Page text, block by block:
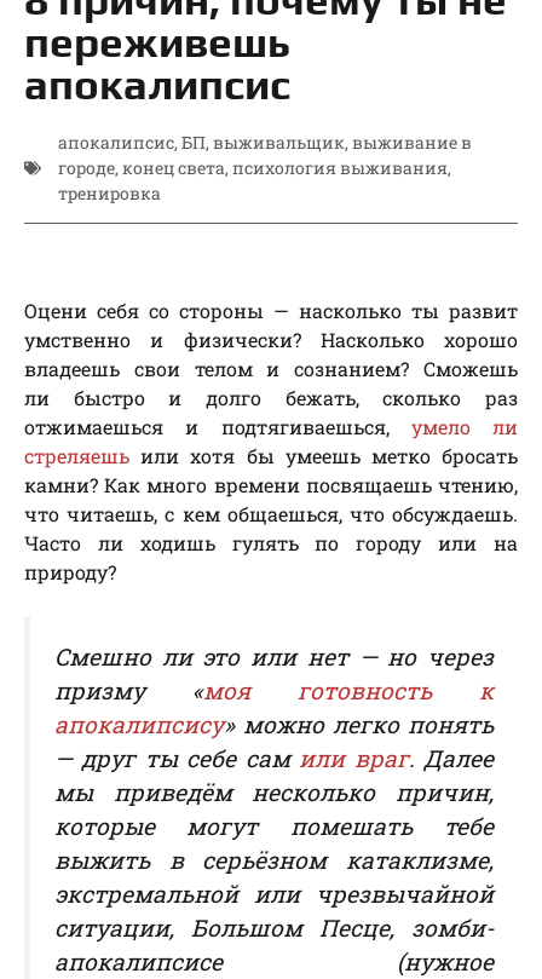
переживешь
апокалипсис
апокалипсис, БП, выживальщик, выживание в
городе, конец света, психология выживания,
тренировка
Оцени себя со стороны — насколько ты развит
умственно и физически? Насколько хорошо
владеешь свои телом и сознанием? Сможешь
ли быстро и долго бежать, сколько раз
отжимаешься и подтягиваешься, умело ли
стреляешь или хотя бы умеешь метко бросать
камни? Как много времени посвящаешь чтению,
что читаешь, с кем общаешься, что обсуждаешь.
Часто ли ходишь гулять по городу или на
природу?
Смешно ли это или нет — но через
призму«моя готовность к
апокалипсису» можно легко понять
— друг ты себе сам или враг. Далее
мы приведём несколько причин,
которые могут помешать тебе
выжить в серьёзном катаклизме,
экстремальной или чрезвычайной
ситуации, Большом Песце, зомби-
апокалипсисе (нужное